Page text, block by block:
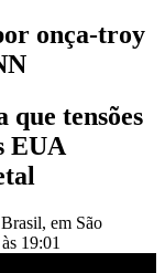
onça-troy
tensões
EUA
, em São
19:01